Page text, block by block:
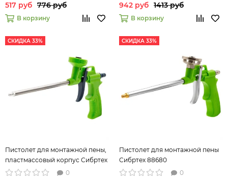
517 руб 776 руб
В корзину
942 руб 1413 руб
В корзину
СКИДКА 33%
Пистолет для монтажной пены,
пластмассовый корпус Сибртех
88678
0
СКИДКА 33%
Пистолет для монтажной пены
Сибртех 88680
0